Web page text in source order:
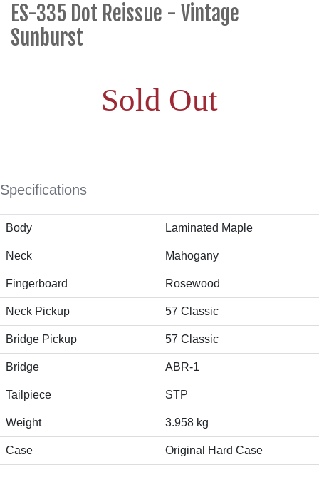
ES-335 Dot Reissue - Vintage
Sunburst
Sold Out
Specifications
Body Laminated Maple
Neck Mahogany
Fingerboard Rosewood
Neck Pickup 57 Classic
Bridge Pickup 57 Classic
Bridge ABR-1
Tailpiece STP
Weight 3.958 kg
Case Original Hard Case